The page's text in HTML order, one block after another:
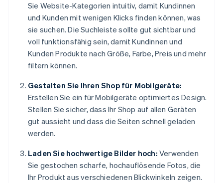
Sie Website-Kategorien intuitiv, damit Kundinnen
und Kunden mit wenigen Klicks finden können, was
sie suchen. Die Suchleiste sollte gut sichtbar und
voll funktionsfähig sein, damit Kundinnen und
Kunden Produkte nach Größe, Farbe, Preis und mehr
filtern können.
Gestalten Sie Ihren Shop für Mobilgeräte:
Erstellen Sie ein für Mobilgeräte optimiertes Design.
Stellen Sie sicher, dass Ihr Shop auf allen Geräten
gut aussieht und dass die Seiten schnell geladen
werden.
Laden Sie hochwertige Bilder hoch: Verwenden
Sie gestochen scharfe, hochauflösende Fotos, die
Ihr Produkt aus verschiedenen Blickwinkeln zeigen.